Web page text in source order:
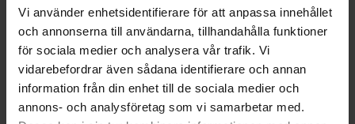
Vi använder enhetsidentifierare för att anpassa innehållet
och annonserna till användarna, tillhandahålla funktioner
för sociala medier och analysera vår trafik. Vi
vidarebefordrar även sådana identifierare och annan
information från din enhet till de sociala medier och
annons- och analysföretag som vi samarbetar med.
SOCIALT ANSVAR
VELLINGE